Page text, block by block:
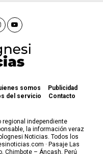
somos
Publicidad
del servicio
Contacto
independiente
la información veraz
Noticias. Todos los
· Pasaje Las
Chimbote – Áncash, Perú